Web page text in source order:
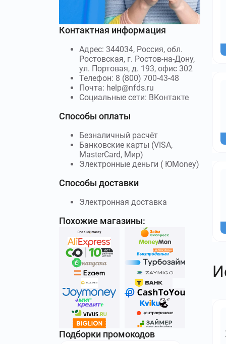
Контактная информация
Адрес: 344034, Россия, обл.
Ростовская, г. Ростов-на-Дону,
ул. Портовая, д. 193, офис 302
Телефон: 8 (800) 700-43-48
Почта: help@nfds.ru
Социальные сети: ВКонтакте
Способы оплаты
Безналичный расчёт
Банковские карты (VISA,
MasterCard, Мир)
Электронные деньги ( ЮMoney)
Способы доставки
Электронная доставка
Похожие магазины:
Подборки промокодов